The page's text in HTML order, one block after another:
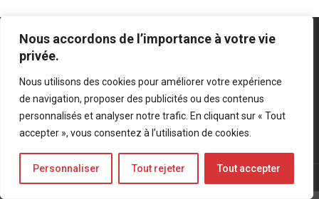
Nous accordons de l’importance à votre vie
privée.
Nous utilisons des cookies pour améliorer votre expérience
de navigation, proposer des publicités ou des contenus
personnalisés et analyser notre trafic. En cliquant sur « Tout
accepter », vous consentez à l’utilisation de cookies.
Personnaliser Tout rejeter Tout accepter
Mentions légales-Politique de confidentialité
Bluesky
LinkedIn
Twitter
© Forces Operations Blog - 2022